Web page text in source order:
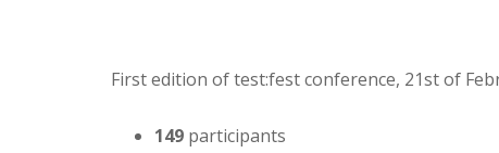
First edition of test:fest conference, 21st of
149 participants